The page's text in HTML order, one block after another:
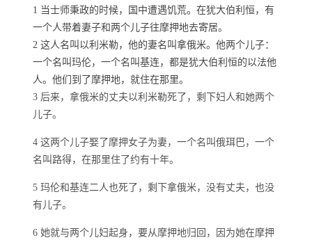
1 当士师秉政的时候，国中遭遇饥荒。在犹大伯利恒，有
一个人带着妻子和两个儿子往摩押地去寄居。
2 这人名叫以利米勒，他的妻名叫拿俄米。他两个儿子：
一个名叫玛伦，一个名叫基连，都是犹大伯利恒的以法他
人。他们到了摩押地，就住在那里。
3 后来，拿俄米的丈夫以利米勒死了，剩下妇人和她两个
儿子。
4 这两个儿子娶了摩押女子为妻，一个名叫俄珥巴，一个
名叫路得，在那里住了约有十年。
5 玛伦和基连二人也死了，剩下拿俄米，没有丈夫，也没
有儿子。
6 她就与两个儿妇起身，要从摩押地归回，因为她在摩押